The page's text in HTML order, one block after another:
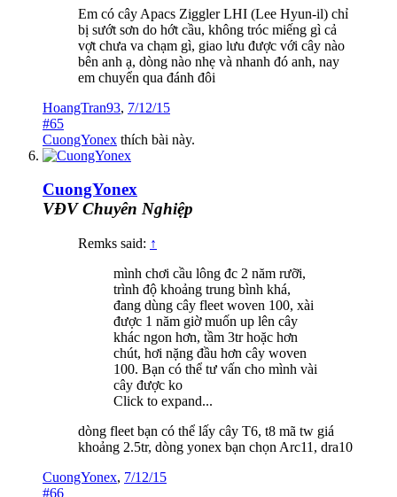
Em có cây Apacs Ziggler LHI (Lee Hyun-il) chỉ
bị sướt sơn do hớt cầu, không tróc miếng gì cả
vợt chưa va chạm gì, giao lưu được với cây nào
bên anh ạ, dòng nào nhẹ và nhanh đó anh, nay
em chuyển qua đánh đôi
HoangTran93, 7/12/15
#65
CuongYonex thích bài này.
CuongYonex
VĐV Chuyên Nghiệp
Remks said: ↑
mình chơi cầu lông đc 2 năm rưỡi,
trình độ khoảng trung bình khá,
đang dùng cây fleet woven 100, xài
được 1 năm giờ muốn up lên cây
khác ngon hơn, tầm 3tr hoặc hơn
chút, hơi nặng đầu hơn cây woven
100. Bạn có thể tư vấn cho mình vài
cây được ko
Click to expand...
dòng fleet bạn có thể lấy cây T6, t8 mã tw giá
khoảng 2.5tr, dòng yonex bạn chọn Arc11, dra10
CuongYonex, 7/12/15
#66